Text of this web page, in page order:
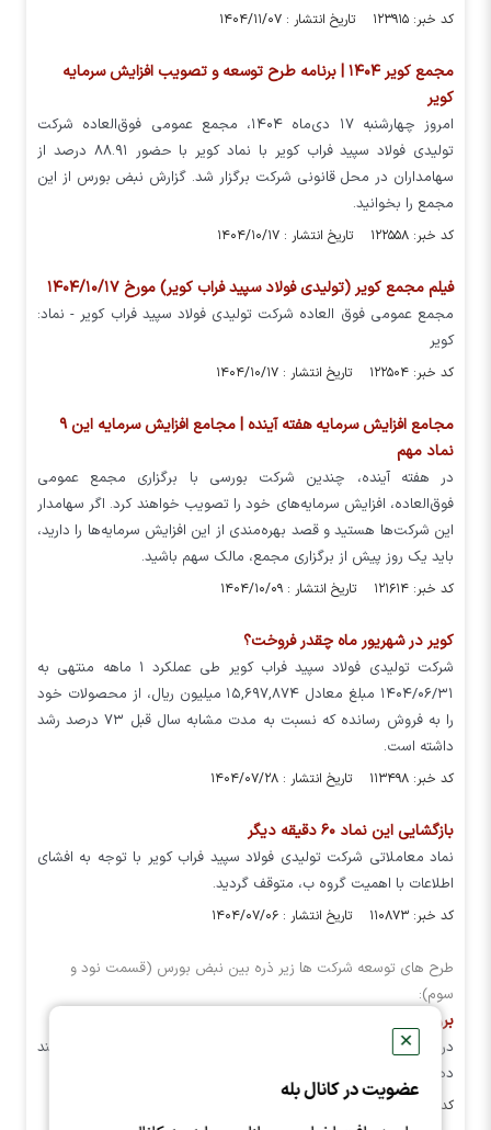
✕
عضویت در کانال بله
کد خبر: ۱۲۳۹۱۵ تاریخ انتشار : ۱۴۰۴/۱۱/۰۷
مجمع کویر ۱۴۰۴ | برنامه طرح توسعه و تصویب افزایش سرمایه
کویر
امروز چهارشنبه ۱۷ دی‌ماه ۱۴۰۴، مجمع عمومی فوق‌العاده شرکت
تولیدی فولاد سپید فراب کویر با نماد کویر با حضور ۸۸.۹۱ درصد از
سهامداران در محل قانونی شرکت برگزار شد. گزارش نبض بورس از این
مجمع را بخوانید.
کد خبر: ۱۲۲۵۵۸ تاریخ انتشار : ۱۴۰۴/۱۰/۱۷
فیلم مجمع کویر (تولیدی فولاد سپید فراب کویر) مورخ ۱۴۰۴/۱۰/۱۷
مجمع عمومی فوق العاده شرکت تولیدی فولاد سپید فراب کویر - نماد:
کویر
کد خبر: ۱۲۲۵۰۴ تاریخ انتشار : ۱۴۰۴/۱۰/۱۷
مجامع افزایش سرمایه هفته آینده | مجامع افزایش سرمایه این ۹
نماد مهم
در هفته آینده، چندین شرکت بورسی با برگزاری مجمع عمومی
فوق‌العاده، افزایش سرمایه‌های خود را تصویب خواهند کرد. اگر سهامدار
این شرکت‌ها هستید و قصد بهره‌مندی از این افزایش سرمایه‌ها را دارید،
باید یک روز پیش از برگزاری مجمع، مالک سهم باشید.
کد خبر: ۱۲۱۶۱۴ تاریخ انتشار : ۱۴۰۴/۱۰/۰۹
کویر در شهریور ماه چقدر فروخت؟
شرکت تولیدی فولاد سپید فراب کویر طی عملکرد ۱ ماهه منتهی به
۱۴۰۴/۰۶/۳۱ مبلغ معادل ۱۵,۶۹۷,۸۷۴ میلیون ریال، از محصولات خود
را به فروش رسانده که نسبت به مدت مشابه سال قبل ۷۳ درصد رشد
داشته است.
کد خبر: ۱۱۳۴۹۸ تاریخ انتشار : ۱۴۰۴/۰۷/۲۸
بازگشایی این نماد ۶۰ دقیقه دیگر
نماد معاملاتی شرکت تولیدی فولاد سپید فراب کویر با توجه به افشای
اطلاعات با اهمیت گروه ب، متوقف گردید.
کد خبر: ۱۱۰۸۷۳ تاریخ انتشار : ۱۴۰۴/۰۷/۰۶
طرح های توسعه شرکت ها زیر ذره بین نبض بورس (قسمت نود و
سوم):
بررسی طرح‌های توسعه‌ای سنگین و مهم در کویر
در این مطلب می‌خواهیم به بررسی دو طرح توسعه ای ارزشمند، و چند
ده همتی در شرکت فولاد سپید فراب کویر با نماد «کویر» بپردازیم.
کد خبر: ۱۰۶۷۵۷ تاریخ انتشار : ۱۴۰۴/۰۵/۱۷